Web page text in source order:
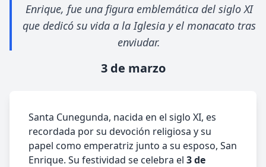
Enrique, fue una figura emblemática del siglo XI
que dedicó su vida a la Iglesia y el monacato tras
enviudar.
3 de marzo
Santa Cunegunda, nacida en el siglo XI, es
recordada por su devoción religiosa y su
papel como emperatriz junto a su esposo, San
Enrique. Su festividad se celebra el 3 de